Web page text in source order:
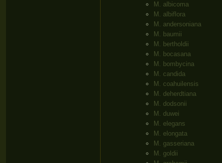
M. albicoma
M. albiflora
M. andersoniana
M. baumii
M. bertholdii
M. bocasana
M. bombycina
M. candida
M. coahuilensis
M. deherdtiana
M. dodsonii
M. duwei
M. elegans
M. elongata
M. gasseriana
M. goldii